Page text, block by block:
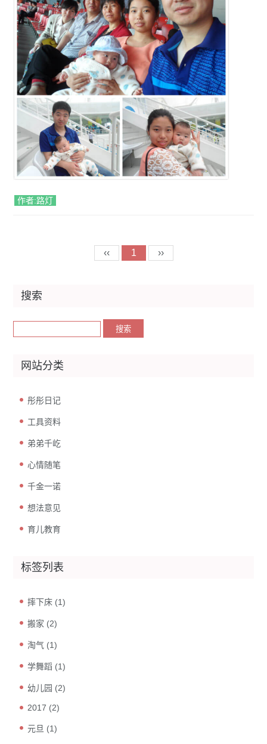
作者:路灯
‹‹ 1 ››
搜索
网站分类
彤彤日记
工具资料
弟弟千屹
心情随笔
千金一诺
想法意见
育儿教育
标签列表
摔下床 (1)
搬家 (2)
淘气 (1)
学舞蹈 (1)
幼儿园 (2)
2017 (2)
元旦 (1)